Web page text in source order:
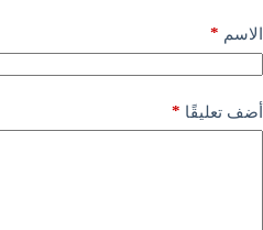
الاسم *
أضف تعليقًا *